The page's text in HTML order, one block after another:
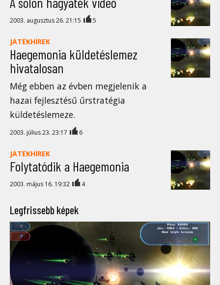
2003. augusztus 26. 21:15 5
JÁTÉKHÍREK
Haegemonia küldetéslemez
hivatalosan
Még ebben az évben megjelenik a
hazai fejlesztésű űrstratégia
küldetéslemeze.
2003. július 23. 23:17 6
JÁTÉKHÍREK
Folytatódik a Haegemonia
2003. május 16. 19:32 4
Legfrissebb képek